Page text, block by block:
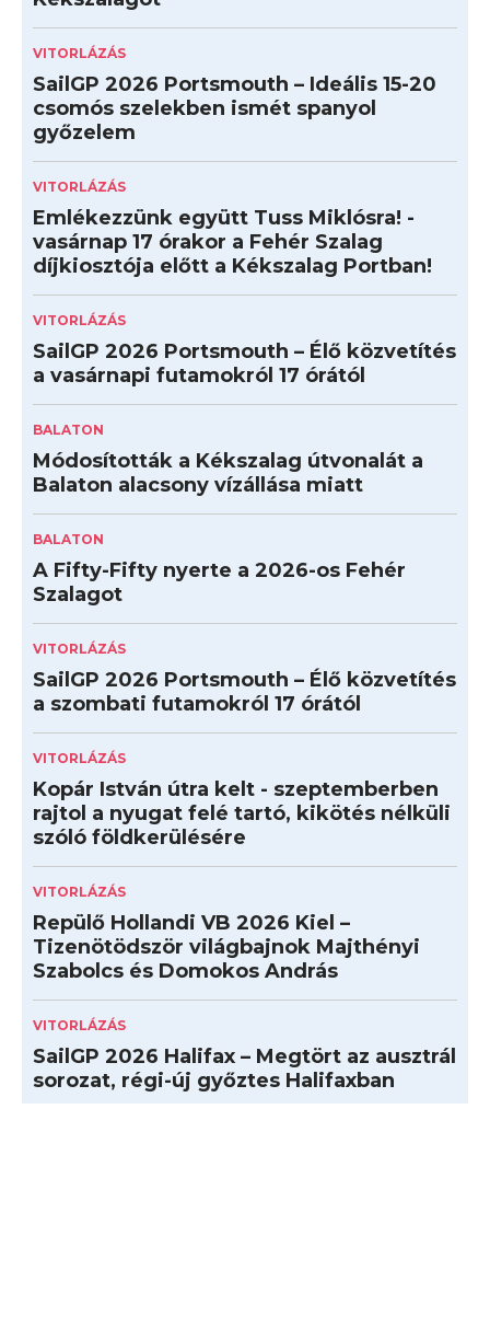
VITORLÁZÁS
SailGP 2026 Portsmouth – Ideális 15-20
csomós szelekben ismét spanyol
győzelem
VITORLÁZÁS
Emlékezzünk együtt Tuss Miklósra! -
vasárnap 17 órakor a Fehér Szalag
díjkiosztója előtt a Kékszalag Portban!
VITORLÁZÁS
SailGP 2026 Portsmouth – Élő közvetítés
a vasárnapi futamokról 17 órától
BALATON
Módosították a Kékszalag útvonalát a
Balaton alacsony vízállása miatt
BALATON
A Fifty-Fifty nyerte a 2026-os Fehér
Szalagot
VITORLÁZÁS
SailGP 2026 Portsmouth – Élő közvetítés
a szombati futamokról 17 órától
VITORLÁZÁS
Kopár István útra kelt - szeptemberben
rajtol a nyugat felé tartó, kikötés nélküli
szóló földkerülésére
VITORLÁZÁS
Repülő Hollandi VB 2026 Kiel –
Tizenötödször világbajnok Majthényi
Szabolcs és Domokos András
VITORLÁZÁS
SailGP 2026 Halifax – Megtört az ausztrál
sorozat, régi-új győztes Halifaxban